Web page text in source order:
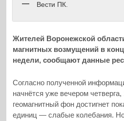
Вести ПК.
Жителей Воронежской
магнитных возмущений в
недели, сообщают данные
Согласно полученной
начнётся уже вечером четверга,
геомагнитный фон достигнет
единиц — слабые колебания.